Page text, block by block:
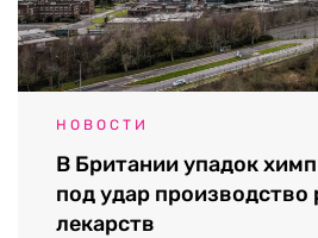
НОВОСТИ
В Британии упадок
под удар производство
лекарств